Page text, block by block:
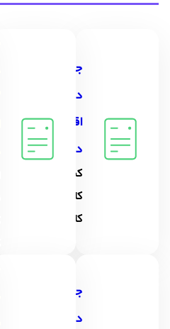
جزوه
اقتصاد
دهم
کسب و
کار و
کارآفرینی
جزوه
درس